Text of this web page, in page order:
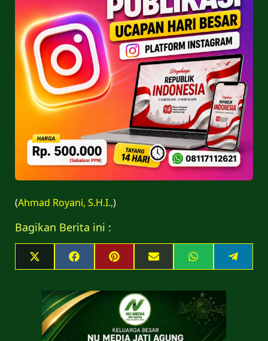
(Ahmad Royani, S.H.I.,)
Bagikan Berita ini :